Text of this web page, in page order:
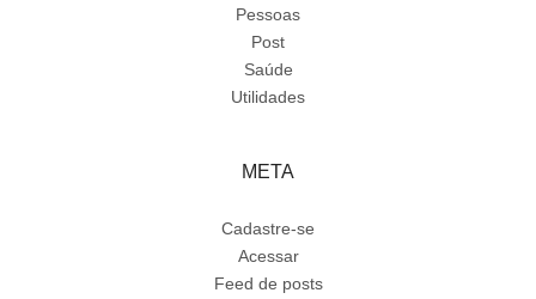
Pessoas
Post
Saúde
Utilidades
META
Cadastre-se
Acessar
Feed de posts